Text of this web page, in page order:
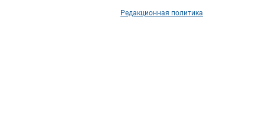
Редакционная политика